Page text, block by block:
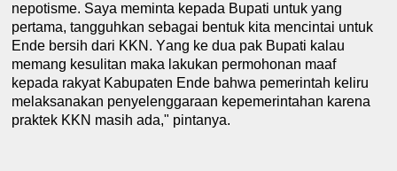
nepotisme. Saya meminta kepada Bupati untuk yang
pertama, tangguhkan sebagai bentuk kita mencintai untuk
Ende bersih dari KKN . Yang ke dua pak Bupati kalau
memang kesulitan maka lakukan permohonan maaf
kepada rakyat Kabupaten Ende bahwa pemerintah keliru
melaksanakan penyelenggaraan kepemerintahan karena
praktek KKN masih ada," pintanya.